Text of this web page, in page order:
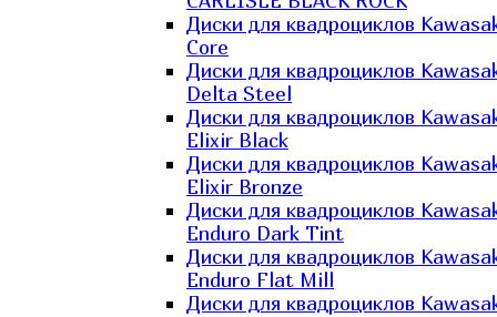
Диски для квадроциклов
Core
Диски для квадроциклов
Delta Steel
Диски для квадроциклов
Elixir Black
Диски для квадроциклов
Elixir Bronze
Диски для квадроциклов
Enduro Dark Tint
Диски для квадроциклов
Enduro Flat Mill
Диски для квадроциклов